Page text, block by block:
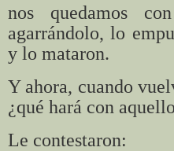
nos quedamos
agarrándolo, lo
y lo mataron.
Y ahora, cuando
¿qué hará con
Le contestaron: